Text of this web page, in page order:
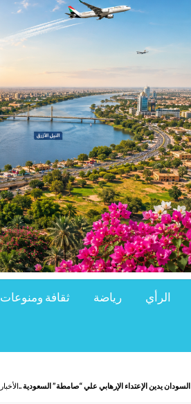
الرأي رياضة ثقافة ومنوعات
الأخبارالسودان يدين الإعتداء الإرهابي علي “صامطة” السعودية ..